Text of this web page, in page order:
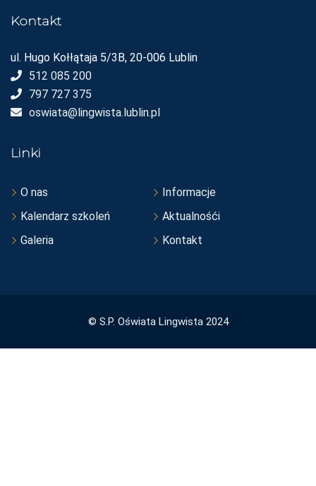
Kontakt
ul. Hugo Kołłątaja 5/3B, 20-006 Lublin
512 085 200
797 727 375
oswiata@lingwista.lublin.pl
Linki
O nas
Informacje
Kalendarz szkoleń
Aktualnośći
Galeria
Kontakt
© S.P. Oświata Lingwista 2024